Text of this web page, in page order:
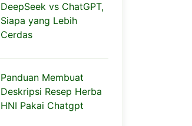
DeepSeek vs ChatGPT,
Siapa yang Lebih
Cerdas
Panduan Membuat
Deskripsi Resep Herba
HNI Pakai Chatgpt